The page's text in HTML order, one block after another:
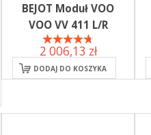
BEJOT Moduł VOO
VOO VV 411 L/R
2 006,13 zł
DODAJ DO KOSZYKA